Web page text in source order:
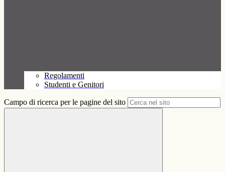
Regolamenti
Studenti e Genitori
Campo di ricerca per le pagine del sito